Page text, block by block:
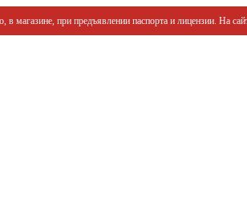
магазине, при предъявлении паспорта и лицензии. На